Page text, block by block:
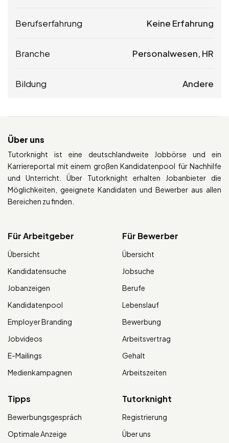
Berufserfahrung Keine Erfahrung
Branche Personalwesen, HR
Bildung Andere
Über uns
Tutorknight ist eine deutschlandweite Jobbörse und ein
Karriereportal mit einem großen Kandidatenpool für Nachhilfe
und Unterricht. Über Tutorknight erhalten Jobanbieter die
Möglichkeiten, geeignete Kandidaten und Bewerber aus allen
Bereichen zu finden.
Für Arbeitgeber
Übersicht
Kandidatensuche
Jobanzeigen
Kandidatenpool
Employer Branding
Jobvideos
E-Mailings
Medienkampagnen
Für Bewerber
Übersicht
Jobsuche
Berufe
Lebenslauf
Bewerbung
Arbeitsvertrag
Gehalt
Arbeitszeiten
Tipps
Bewerbungsgespräch
Optimale Anzeige
Tutorknight
Registrierung
Über uns